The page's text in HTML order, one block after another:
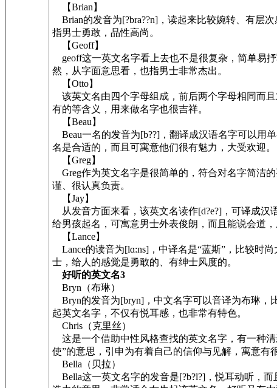
【Brian】
Brian的发音为[?bra??n]，读起来比较婉转、有层
指男士勇敢，品性高尚。
【Geoff】
geoff这一英文名字看上去也不是很复杂，简单易
然，从字面意思看，也指男士非常杰出。
【Otto】
该英文名由四个字母组成，前后两个字母相同而
有的等含义，用来做名字也很吉祥。
【Beau】
Beau一名的发音为[b??]，翻译成汉语名字可以用
名是合适的，而且可寓意他们很有魅力，大受欢迎。
【Greg】
Greg作为英文名字是很简单的，符合对名字简洁
谨、很认真负责。
【Jay】
从发音方面来看，该英文名读作[d?e?]，可译成汉
给男孩起名，可寓意男士外表俊朗，而且能说会道，
【Lance】
Lance的读音为[lɑ:ns]，中译名是“蓝斯”，比较时
士，给人的感觉是勇敢的、有绅士风度的。
好听的英文名3
Bryn（布琳）
Bryn的发音为[bryn]，中文名字可以音译为布琳，
起英文名字，不仅有悦耳感，也非常有特色。
Chris（克里丝）
这是一个借助中性风格查找的英文名字，有一种
使”的意思，引申为有着自己的信仰与见解，寓意有
Bella（贝拉）
Bella这一英文名字的发音是[?b?l?]，悦耳动听，